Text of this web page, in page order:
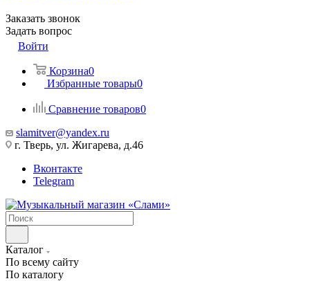
Заказать звонок
Задать вопрос
Войти
Корзина0
Избранные товары0
Сравнение товаров0
slamitver@yandex.ru
г. Тверь, ул. Жигарева, д.46
Вконтакте
Telegram
Каталог
По всему сайту
По каталогу